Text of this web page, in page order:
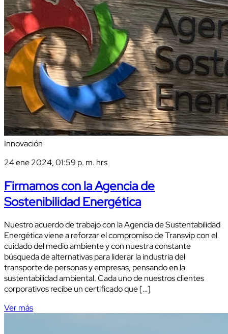
Innovación
24 ene 2024, 01:59 p. m. hrs
Firmamos con la Agencia de
Sostenibilidad Energética
Nuestro acuerdo de trabajo con la Agencia de Sustentabilidad
Energética viene a reforzar el compromiso de Transvip con el
cuidado del medio ambiente y con nuestra constante
búsqueda de alternativas para liderar la industria del
transporte de personas y empresas, pensando en la
sustentabilidad ambiental. Cada uno de nuestros clientes
corporativos recibe un certificado que […]
Ver más